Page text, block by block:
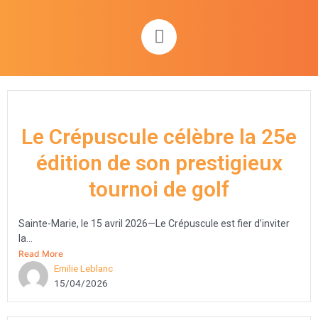
Le Crépuscule célèbre la 25e
édition de son prestigieux
tournoi de golf
Sainte-Marie, le 15 avril 2026—Le Crépuscule est fier d’inviter
la...
Read More
Emilie Leblanc
15/04/2026